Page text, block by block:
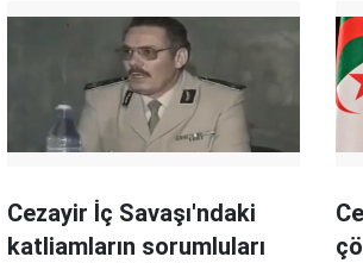
Cezayir İç Savaşı'ndaki
katliamların sorumluları